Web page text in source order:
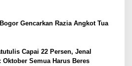
Gencarkan Razia Angkot Tua
Capai 22 Persen, Jenal
Oktober Semua Harus Beres